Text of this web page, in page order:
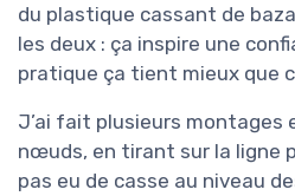
du plastique cassant de
les deux : ça inspire une
pratique ça tient mieux que
J’ai fait plusieurs montages
nœuds, en tirant sur la ligne
pas eu de casse au niveau